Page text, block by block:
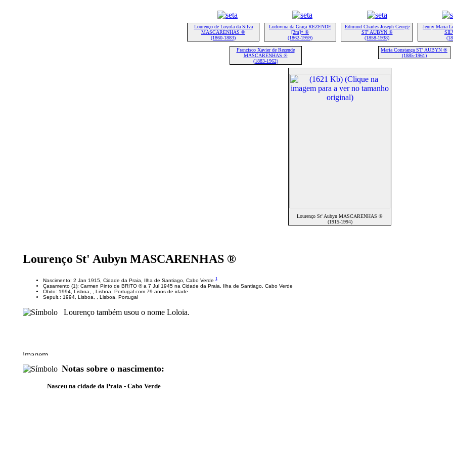
Lourenço de Loyola da Silva
MASCARENHAS ®
(1860-1883)
Ludovina da Graça REZENDE
[2m]* ®
(1862-1959)
Edmund Charles Joseph George
ST' AUBYN ®
(1858-1938)
Jenny Maria
Francisco Xavier de Rezende
MASCARENHAS ®
(1883-1962)
Maria Constança ST' AUBYN ®
(1885-1961)
Lourenço St' Aubyn MASCARENHAS ®
(1915-1994)
Lourenço St' Aubyn MASCARENHAS ®
Nascimento: 2 Jan 1915, Cidade da Praia, Ilha de Santiago, Cabo Verde1
Casamento (1): Carmen Pinto de BRITO ® a 7 Jul 1945 na Cidade da Praia, Ilha de Santiago, Cabo Verde
Óbito: 1994, Lisboa, , Lisboa, Portugal com 79 anos de idade
Sepult.: 1994, Lisboa, , Lisboa, Portugal
Lourenço também usou o nome Loloia.
Notas sobre o nascimento:
Nasceu na cidade da Praia - Cabo Verde